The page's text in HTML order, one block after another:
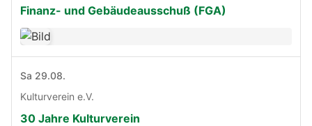
Finanz- und Gebäudeausschuß (FGA)
Sa 29.08.
Kulturverein e.V.
30 Jahre Kulturverein